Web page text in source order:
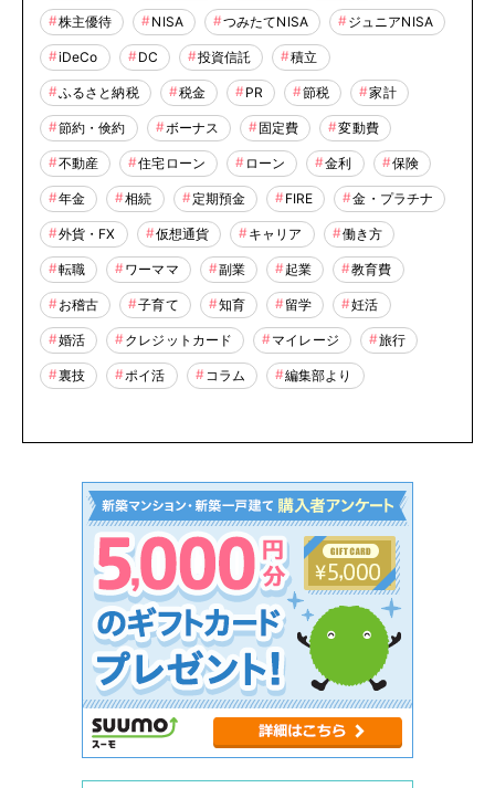
株主優待 NISA つみたてNISA ジュニアNISA
iDeCo DC 投資信託 積立
ふるさと納税 税金 PR 節税 家計
節約・倹約 ボーナス 固定費 変動費
不動産 住宅ローン ローン 金利 保険
年金 相続 定期預金 FIRE 金・プラチナ
外貨・FX 仮想通貨 キャリア 働き方
転職 ワーママ 副業 起業 教育費
お稽古 子育て 知育 留学 妊活
婚活 クレジットカード マイレージ 旅行
裏技 ポイ活 コラム 編集部より